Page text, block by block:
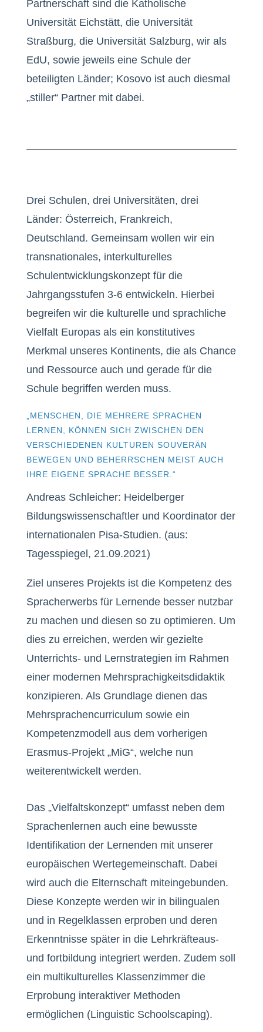
Partnerschaft sind die Katholische
Universität Eichstätt, die Universität
Straßburg, die Universität Salzburg, wir als
EdU, sowie jeweils eine Schule der
beteiligten Länder; Kosovo ist auch diesmal
„stiller“ Partner mit dabei.
Drei Schulen, drei Universitäten, drei
Länder: Österreich, Frankreich,
Deutschland. Gemeinsam wollen wir ein
transnationales, interkulturelles
Schulentwicklungskonzept für die
Jahrgangsstufen 3-6 entwickeln. Hierbei
begreifen wir die kulturelle und sprachliche
Vielfalt Europas als ein konstitutives
Merkmal unseres Kontinents, die als Chance
und Ressource auch und gerade für die
Schule begriffen werden muss.
„MENSCHEN, DIE MEHRERE SPRACHEN
LERNEN, KÖNNEN SICH ZWISCHEN DEN
VERSCHIEDENEN KULTUREN SOUVERÄN
BEWEGEN UND BEHERRSCHEN MEIST AUCH
IHRE EIGENE SPRACHE BESSER.“
Andreas Schleicher: Heidelberger
Bildungswissenschaftler und Koordinator der
internationalen Pisa-Studien. (aus:
Tagesspiegel, 21.09.2021)
Ziel unseres Projekts ist die Kompetenz des
Spracherwerbs für Lernende besser nutzbar
zu machen und diesen so zu optimieren. Um
dies zu erreichen, werden wir gezielte
Unterrichts- und Lernstrategien im Rahmen
einer modernen Mehrsprachigkeitsdidaktik
konzipieren. Als Grundlage dienen das
Mehrsprachencurriculum sowie ein
Kompetenzmodell aus dem vorherigen
Erasmus-Projekt „MiG“, welche nun
weiterentwickelt werden.
Das „Vielfaltskonzept“ umfasst neben dem
Sprachenlernen auch eine bewusste
Identifikation der Lernenden mit unserer
europäischen Wertegemeinschaft. Dabei
wird auch die Elternschaft miteingebunden.
Diese Konzepte werden wir in bilingualen
und in Regelklassen erproben und deren
Erkenntnisse später in die Lehrkräfteaus-
und fortbildung integriert werden. Zudem soll
ein multikulturelles Klassenzimmer die
Erprobung interaktiver Methoden
ermöglichen (Linguistic Schoolscaping).